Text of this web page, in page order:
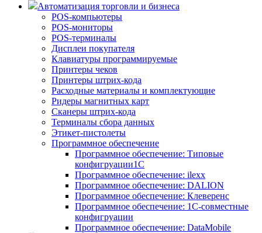
Автоматизация торговли и бизнеса
POS-компьютеры
POS-мониторы
POS-терминалы
Дисплеи покупателя
Клавиатуры программируемые
Принтеры чеков
Принтеры штрих-кода
Расходные материалы и комплектующие
Ридеры магнитных карт
Сканеры штрих-кода
Терминалы сбора данных
Этикет-пистолеты
Программное обеспечение
Программное обеспечение: Типовые
конфигруации1С
Программное обеспечение: ilexx
Программное обеспечение: DALION
Программное обеспечение: Клеверенс
Программное обеспечение: 1С-совместные
конфигруации
Программное обеспечение: DataMobile